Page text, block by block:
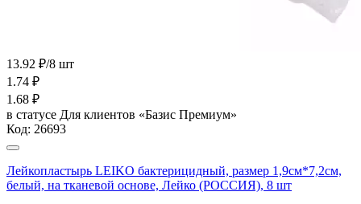
13.92 ₽/8 шт
1.74 ₽
1.68 ₽
в статусе Для клиентов «Базис Премиум»
Код: 26693
Лейкопластырь LEIKO бактерицидный, размер 1,9см*7,2см,
белый, на тканевой основе, Лейко (РОССИЯ), 8 шт